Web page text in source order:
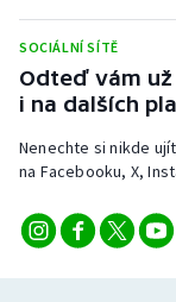
SOCIÁLNÍ SÍTĚ
Odteď vám
i na dalších
Nenechte si nikde
na Facebooku, X,